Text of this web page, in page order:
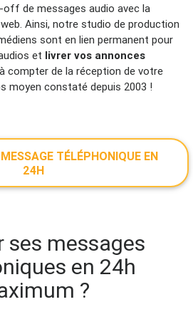
off de messages audio avec la
Ainsi, notre studio de production
sont en lien permanent pour
et livrer vos annonces
à compter de la réception de votre
moyen constaté depuis 2003 !
TÉLÉPHONIQUE EN
24H
ses messages
en 24h
?